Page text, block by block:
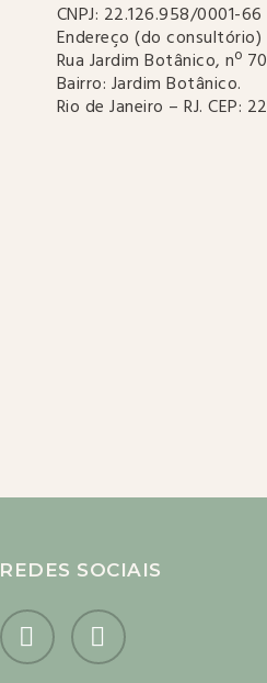
CNPJ: 22.126.958/0001-66
Endereço (do consultório)
Rua Jardim Botânico, nº
Bairro: Jardim Botânico.
Rio de Janeiro – RJ. CEP:
REDES SOCIAIS